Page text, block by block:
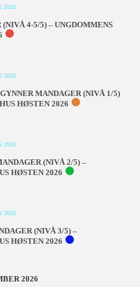
2026
4-5/5) – UNGDOMMENS
2026
MANDAGER (NIVÅ 1/5)
HØSTEN 2026
2026
(NIVÅ 2/5) –
HØSTEN 2026
2026
(NIVÅ 3/5) –
HØSTEN 2026
2026